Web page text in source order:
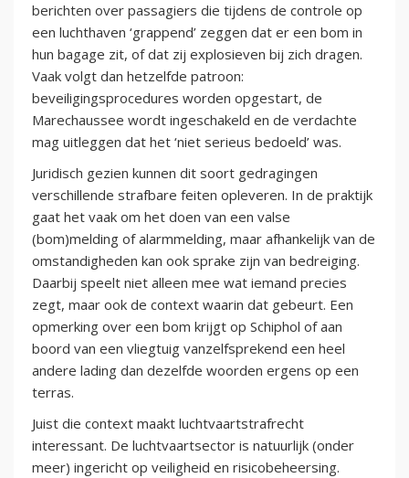
berichten over passagiers die tijdens de controle op
een luchthaven ‘grappend’ zeggen dat er een bom in
hun bagage zit, of dat zij explosieven bij zich dragen.
Vaak volgt dan hetzelfde patroon:
beveiligingsprocedures worden opgestart, de
Marechaussee wordt ingeschakeld en de verdachte
mag uitleggen dat het ‘niet serieus bedoeld’ was.
Juridisch gezien kunnen dit soort gedragingen
verschillende strafbare feiten opleveren. In de praktijk
gaat het vaak om het doen van een valse
(bom)melding of alarmmelding, maar afhankelijk van de
omstandigheden kan ook sprake zijn van bedreiging.
Daarbij speelt niet alleen mee wat iemand precies
zegt, maar ook de context waarin dat gebeurt. Een
opmerking over een bom krijgt op Schiphol of aan
boord van een vliegtuig vanzelfsprekend een heel
andere lading dan dezelfde woorden ergens op een
terras.
Juist die context maakt luchtvaartstrafrecht
interessant. De luchtvaartsector is natuurlijk (onder
meer) ingericht op veiligheid en risicobeheersing.